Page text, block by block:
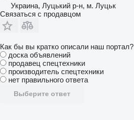
Украина, Луцький р-н, м. Луцьк
Связаться с продавцом
Как бы вы кратко описали наш портал?
доска объявлений
продавец спецтехники
производитель спецтехники
нет правильного ответа
Выберите ответ